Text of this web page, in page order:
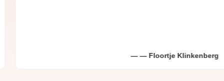
Floortje Klinkenberg